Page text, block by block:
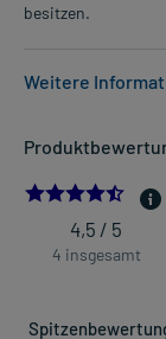
besitzen.
Weitere
- Reizzustände
- Chronische
- Nicht infizierte
Dosierung und
Alle Altersgruppen
4.5
4,5 / 5
4 insgesamt